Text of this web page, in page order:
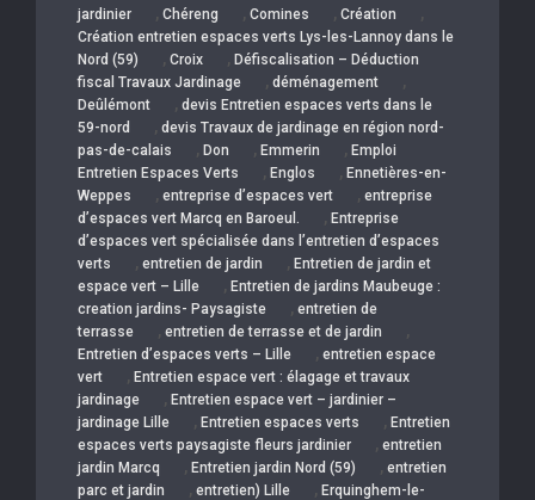
jardinier , Chéreng , Comines , Création ,
Création entretien espaces verts Lys-les-Lannoy dans le
Nord (59)
, Croix , Défiscalisation – Déduction
fiscal Travaux Jardinage
, déménagement ,
Deûlémont , devis Entretien espaces verts dans le
59-nord
, devis Travaux de jardinage en région nord-
pas-de-calais
, Don , Emmerin , Emploi
Entretien Espaces Verts
, Englos , Ennetières-en-
Weppes
, entreprise d’espaces vert , entreprise
d’espaces vert Marcq en Baroeul.
, Entreprise
d’espaces vert spécialisée dans l’entretien d’espaces
verts
, entretien de jardin , Entretien de jardin et
espace vert – Lille
, Entretien de jardins Maubeuge :
creation jardins- Paysagiste
, entretien de
terrasse
, entretien de terrasse et de jardin ,
Entretien d’espaces verts – Lille , entretien espace
vert
, Entretien espace vert : élagage et travaux
jardinage
, Entretien espace vert – jardinier –
jardinage Lille
, Entretien espaces verts , Entretien
espaces verts paysagiste fleurs jardinier
, entretien
jardin Marcq
, Entretien jardin Nord (59) , entretien
parc et jardin
, entretien) Lille , Erquinghem-le-